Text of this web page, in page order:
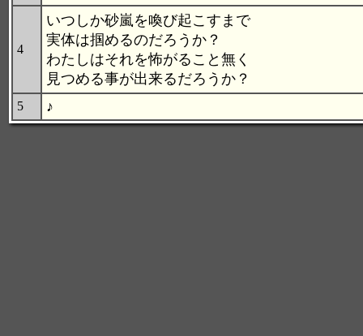
4
いつしか砂嵐を喚び起こすまで
実体は掴めるのだろうか？
わたしはそれを怖がること無く
見つめる事が出来るだろうか？
5 ♪